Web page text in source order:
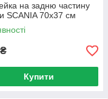
на задню частину
SCANIA 70х37 см
₴
Купити